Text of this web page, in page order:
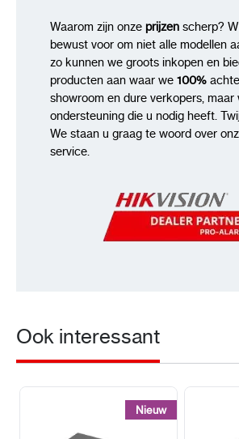
Waarom zijn onze prijzen scherp?
bewust voor om niet alle modellen
zo kunnen we groots inkopen en
producten aan waar we 100%
showroom en dure verkopers, maar
ondersteuning die u nodig heeft.
We staan u graag te woord over
service.
Ook interessant
Nieuw
Nieuw